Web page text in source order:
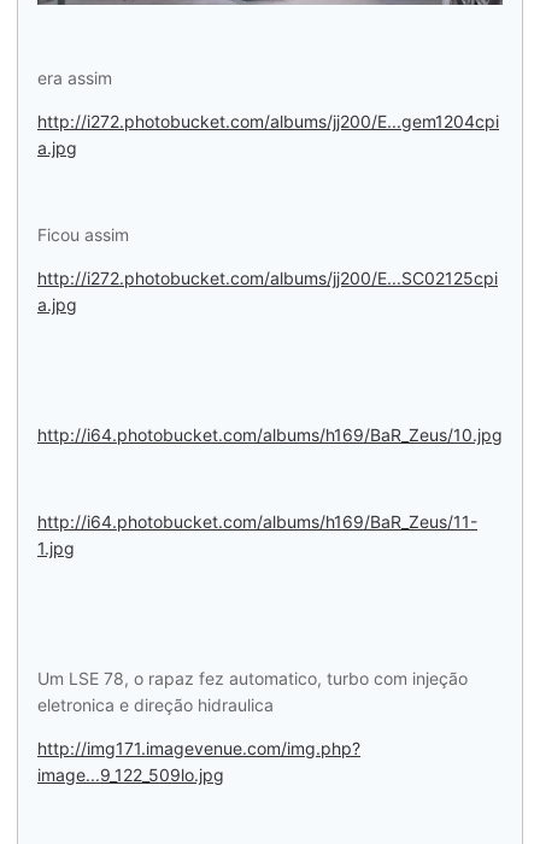
era assim
http://i272.photobucket.com/albums/jj200/E...gem1204cpi
a.jpg
Ficou assim
http://i272.photobucket.com/albums/jj200/E...SC02125cpi
a.jpg
http://i64.photobucket.com/albums/h169/BaR_Zeus/10.jpg
http://i64.photobucket.com/albums/h169/BaR_Zeus/11-
1.jpg
Um LSE 78, o rapaz fez automatico, turbo com injeção
eletronica e direção hidraulica
http://img171.imagevenue.com/img.php?
image...9_122_509lo.jpg